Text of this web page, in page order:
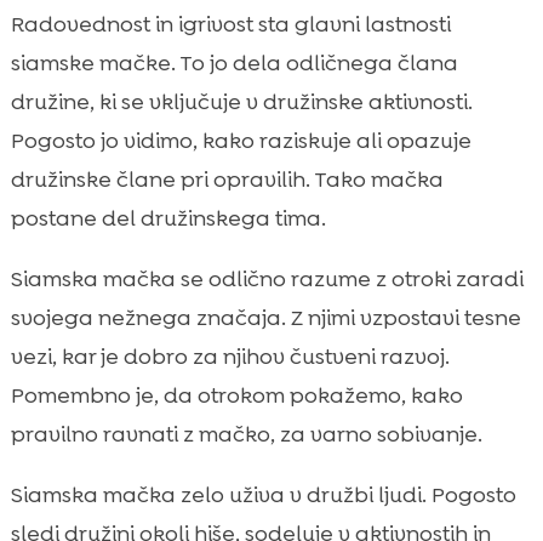
Radovednost in igrivost sta glavni lastnosti
siamske mačke. To jo dela odličnega člana
družine, ki se vključuje v družinske aktivnosti.
Pogosto jo vidimo, kako raziskuje ali opazuje
družinske člane pri opravilih. Tako mačka
postane del družinskega tima.
Siamska mačka se odlično razume z otroki zaradi
svojega nežnega značaja. Z njimi vzpostavi tesne
vezi, kar je dobro za njihov čustveni razvoj.
Pomembno je, da otrokom pokažemo, kako
pravilno ravnati z mačko, za varno sobivanje.
Siamska mačka zelo uživa v družbi ljudi. Pogosto
sledi družini okoli hiše, sodeluje v aktivnostih in